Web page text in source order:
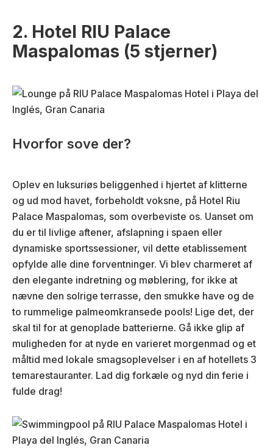
2. Hotel RIU Palace
Maspalomas (5 stjerner)
Hvorfor sove der?
Oplev en luksuriøs beliggenhed i hjertet af klitterne
og ud mod havet, forbeholdt voksne, på Hotel Riu
Palace Maspalomas, som overbeviste os. Uanset om
du er til livlige aftener, afslapning i spaen eller
dynamiske sportssessioner, vil dette etablissement
opfylde alle dine forventninger. Vi blev charmeret af
den elegante indretning og møblering, for ikke at
nævne den solrige terrasse, den smukke have og de
to rummelige palmeomkransede pools! Lige det, der
skal til for at genoplade batterierne. Gå ikke glip af
muligheden for at nyde en varieret morgenmad og et
måltid med lokale smagsoplevelser i en af hotellets 3
temarestauranter. Lad dig forkæle og nyd din ferie i
fulde drag!